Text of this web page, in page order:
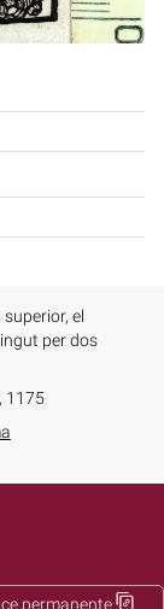
el
per dos
1175
permanente